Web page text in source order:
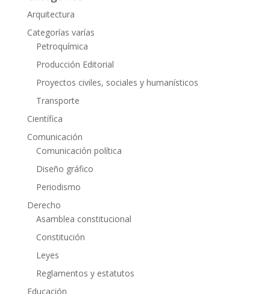
Arquitectura
Categorías varías
Petroquímica
Producción Editorial
Proyectos civiles, sociales y humanísticos
Transporte
Científica
Comunicación
Comunicación política
Diseño gráfico
Periodismo
Derecho
Asamblea constitucional
Constitución
Leyes
Reglamentos y estatutos
Educación